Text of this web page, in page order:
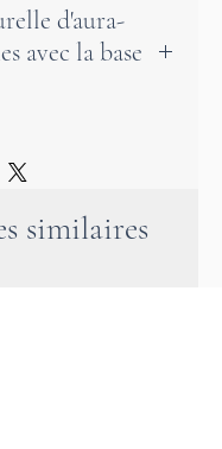
d'aura-
avec la base
le royaume
il permet de
avec les êtres de
similaires